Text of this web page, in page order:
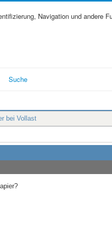
Navigation und andere
Suche
bei Vollast